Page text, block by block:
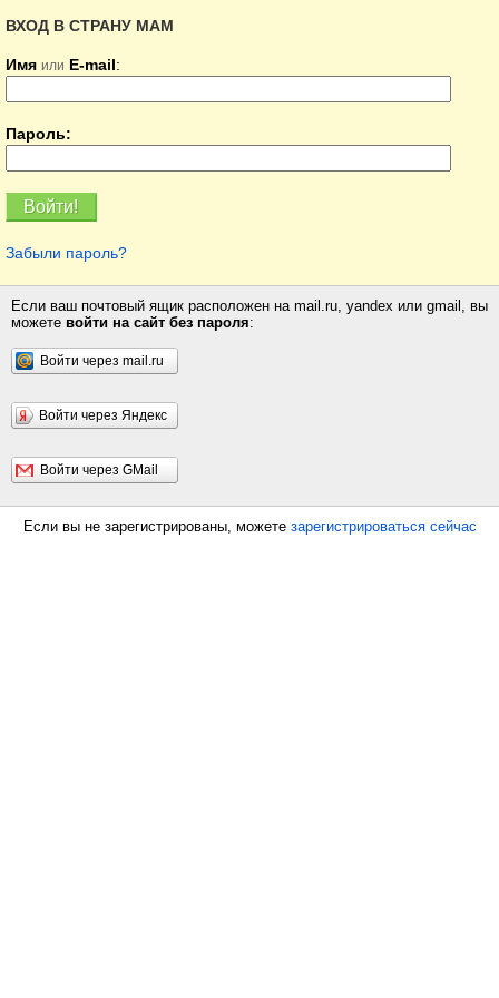
ВХОД В СТРАНУ МАМ
Имя или E-mail:
Пароль:
Забыли пароль?
Если ваш почтовый ящик расположен на mail.ru, yandex или gmail, вы
можете войти на сайт без пароля:
Войти через mail.ru
Войти через Яндекс
Войти через GMail
Если вы не зарегистрированы, можете зарегистрироваться сейчас